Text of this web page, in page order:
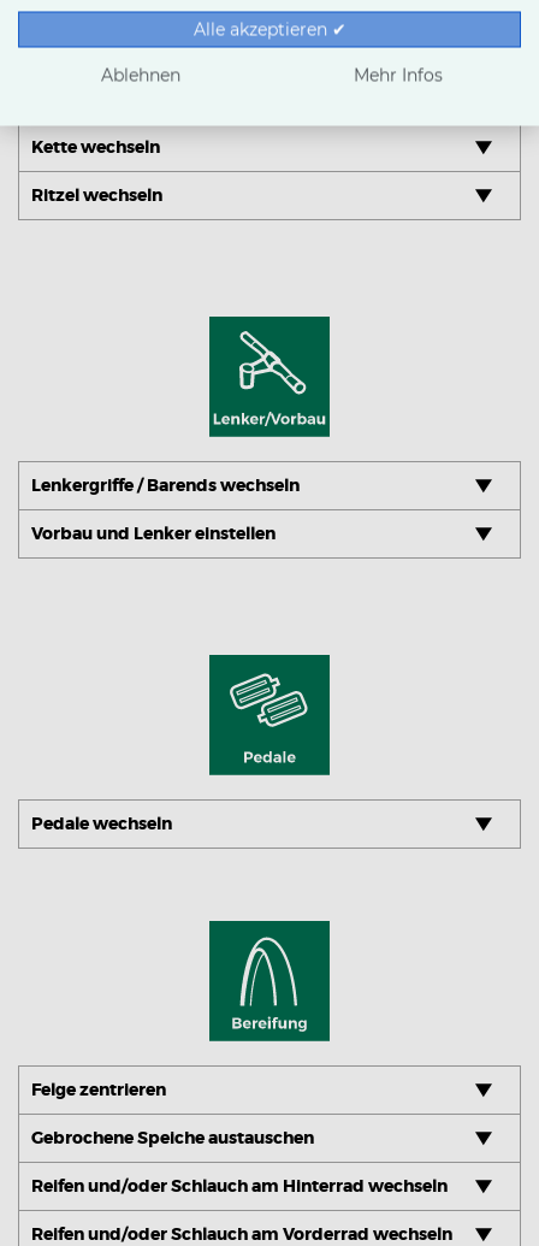
Kette wechseln
Ritzel wechseln
Lenkergriffe / Barends wechseln
Vorbau und Lenker einstellen
Pedale wechseln
Felge zentrieren
Gebrochene Speiche austauschen
Reifen und/oder Schlauch am Hinterrad wechseln
Reifen und/oder Schlauch am Vorderrad wechseln
Alle akzeptieren ✔
Ablehnen Mehr Infos